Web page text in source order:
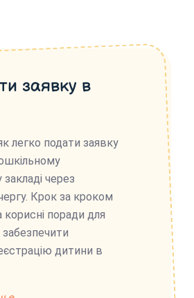
заявку в
легко подати заявку
через
Крок за кроком
корисні поради для
дитини в